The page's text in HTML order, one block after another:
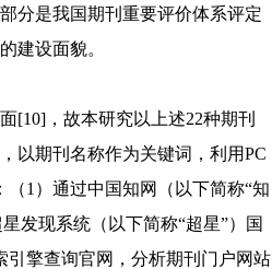
分是我国期刊重要评价体系评定
建设面貌。
[10]，故本研究以上述22种期刊
以期刊名称作为关键词，利用PC
1）通过中国知网（以下简称“知
发现系统（以下简称“超星”）国
擎查询官网，分析期刊门户网站